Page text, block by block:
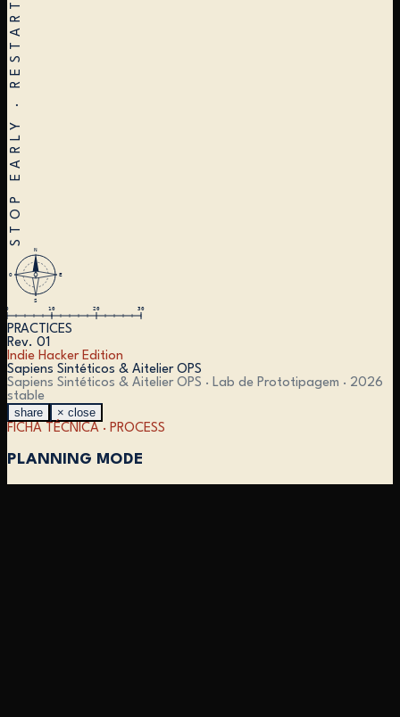
N
S
E
O
0 10 20 30
PRACTICES
Rev. 01
Indie Hacker Edition
Sapiens Sintéticos & Aitelier OPS
Sapiens Sintéticos & Aitelier OPS · Lab de Prototipagem · 2026
stable
share
× close
FICHA TÉCNICA · PROCESS
PLANNING MODE